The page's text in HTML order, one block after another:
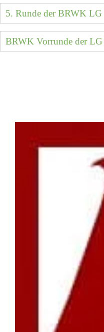
5. Runde der BRWK
BRWK Vorrunde der